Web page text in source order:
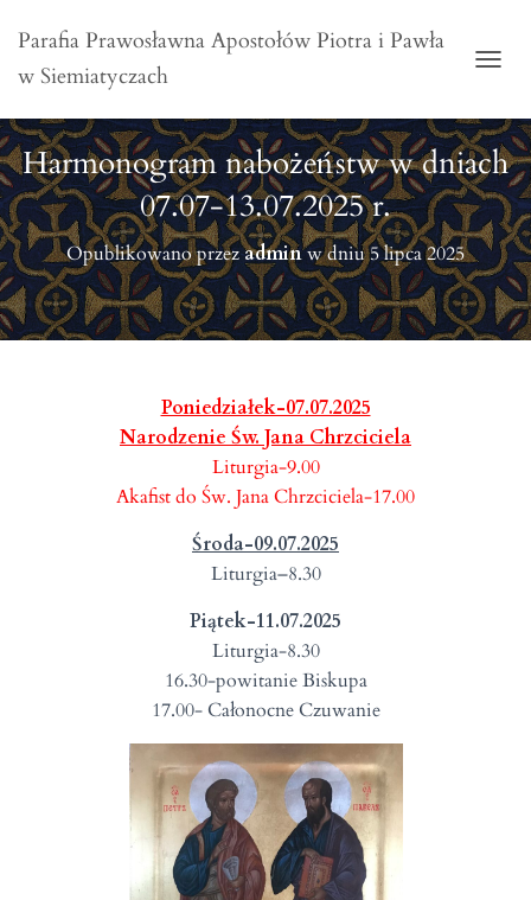
Parafia Prawosławna Apostołów Piotra i Pawła
w Siemiatyczach
Harmonogram nabożeństw w dniach
07.07-13.07.2025 r.
Opublikowano przezadminw dniu5 lipca 2025
Poniedziałek-07.07.2025
Narodzenie Św. Jana Chrzciciela
Liturgia-9.00
Akafist do Św. Jana Chrzciciela-17.00
Środa-09.07.2025
Liturgia–8.30
Piątek-11.07.2025
Liturgia-8.30
16.30-powitanie Biskupa
17.00- Całonocne Czuwanie